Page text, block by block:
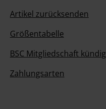
Artikel zurücksenden
Größentabelle
BSC Mitgliedschaft
Zahlungsarten